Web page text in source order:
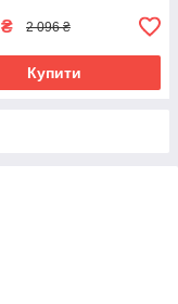
₴ 2 096 ₴
Купити